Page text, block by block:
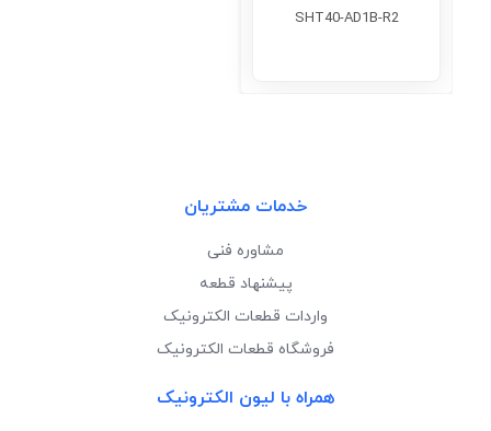
SHT40-AD1B-R2
خدمات مشتریان
مشاوره فنی
پیشنهاد قطعه
واردات قطعات الکترونیک
فروشگاه قطعات الکترونیک
همراه با لیون الکترونیک